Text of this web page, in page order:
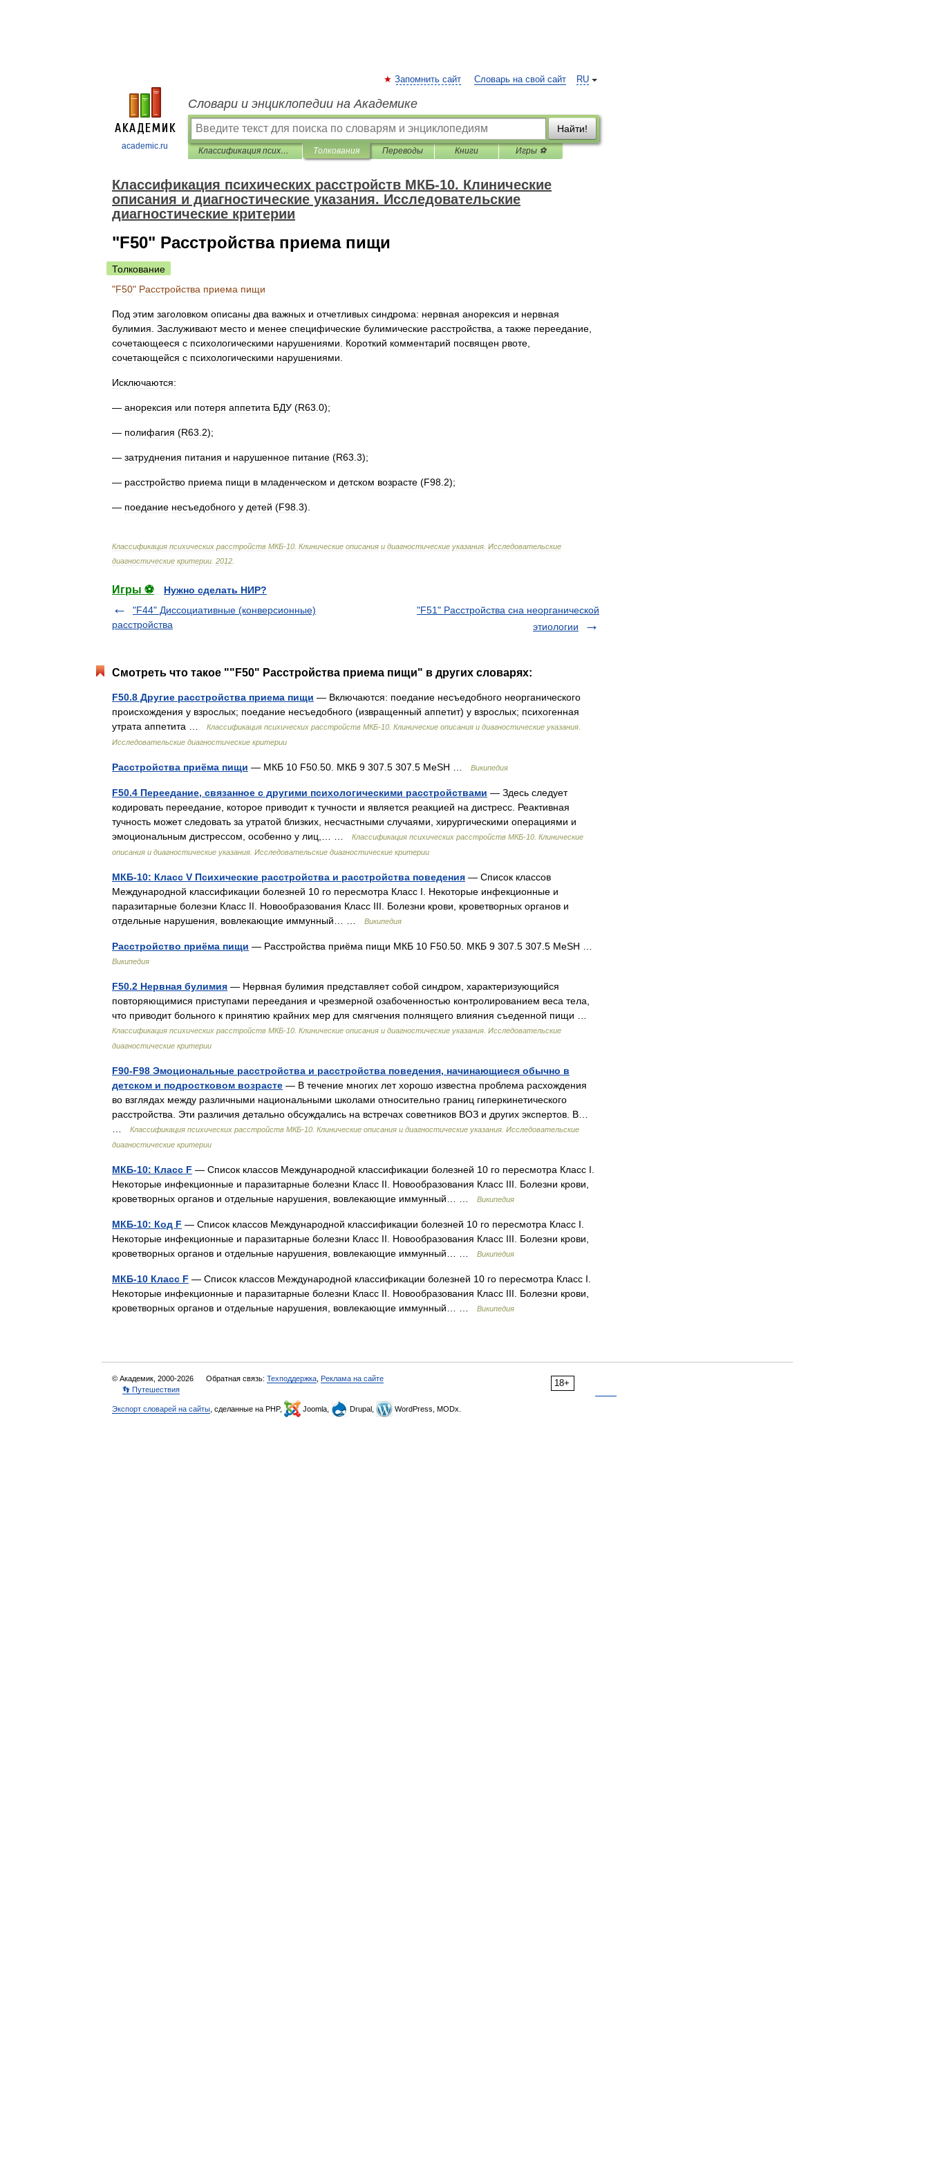
academic.ru
RU
Запомнить сайт Словарь на свой сайт
Словари и энциклопедии на Академике
Найти!
Классификация психических расстройств МКБ-10. Клинические описания и диагностические указания. Исследовательские диагностические критерии Толкования Переводы Книги Игры ⚽
Классификация психических расстройств МКБ-10. Клинические
описания и диагностические указания. Исследовательские
диагностические критерии
"F50" Расстройства приема пищи
Толкование
"F50" Расстройства приема пищи
Под этим заголовком описаны два важных и отчетливых синдрома: нервная анорексия и нервная
булимия Заслуживают место и менее специфические булимические расстройства а также переедание
сочетающееся с психологическими нарушениями Короткий комментарий посвящен рвоте
сочетающейся с психологическими нарушениями
Исключаются:
— анорексия или потеря аппетита БДУ (R63 0);
— полифагия (R63 2);
— затруднения питания и нарушенное питание (R63 3);
— расстройство приема пищи в младенческом и детском возрасте (F98 2);
— поедание несъедобного у детей (F98 3).
Классификация психических расстройств МКБ-10 Клинические описания и диагностические указания Исследовательские
диагностические критерии 2012
Игры ⚽
Нужно сделать НИР?
"F44" Диссоциативные (конверсионные)
расстройства
"F51" Расстройства сна неорганической
этиологии
Смотреть что такое ""F50" Расстройства приема пищи" в других словарях:
F50.8 Другие расстройства приема пищи — Включаются: поедание несъедобного неорганического
происхождения у взрослых; поедание несъедобного (извращенный аппетит) у взрослых; психогенная
утрата аппетита …
Классификация психических расстройств МКБ-10. Клинические описания и диагностические указания.
Исследовательские диагностические критерии
Расстройства приёма пищи — МКБ 10 F50.50. МКБ 9 307.5 307.5 MeSH … Википедия
F50.4 Переедание, связанное с другими психологическими расстройствами — Здесь следует
кодировать переедание, которое приводит к тучности и является реакцией на дистресс. Реактивная
тучность может следовать за утратой близких, несчастными случаями, хирургическими операциями и
эмоциональным дистрессом, особенно у лиц,… …
Классификация психических расстройств МКБ-10. Клинические
описания и диагностические указания. Исследовательские диагностические критерии
МКБ-10: Класс V Психические расстройства и расстройства поведения — Список классов
Международной классификации болезней 10 го пересмотра Класс I. Некоторые инфекционные и
паразитарные болезни Класс II. Новообразования Класс III. Болезни крови, кроветворных органов и
отдельные нарушения, вовлекающие иммунный… …
Википедия
Расстройство приёма пищи — Расстройства приёма пищи МКБ 10 F50.50. МКБ 9 307.5 307.5 MeSH …
Википедия
F50.2 Нервная булимия — Нервная булимия представляет собой синдром, характеризующийся
повторяющимися приступами переедания и чрезмерной озабоченностью контролированием веса тела,
что приводит больного к принятию крайних мер для смягчения полнящего влияния съеденной пищи …
Классификация психических расстройств МКБ-10. Клинические описания и диагностические указания. Исследовательские
диагностические критерии
F90-F98 Эмоциональные расстройства и расстройства поведения, начинающиеся обычно в
детском и подростковом возрасте — В течение многих лет хорошо известна проблема расхождения
во взглядах между различными национальными школами относительно границ гиперкинетического
расстройства. Эти различия детально обсуждались на встречах советников ВОЗ и других экспертов. В…
Классификация психических расстройств МКБ-10. Клинические описания и диагностические указания. Исследовательские
диагностические критерии
МКБ-10: Класс F — Список классов Международной классификации болезней 10 го пересмотра Класс I.
Некоторые инфекционные и паразитарные болезни Класс II. Новообразования Класс III. Болезни крови,
кроветворных органов и отдельные нарушения, вовлекающие иммунный… …
Википедия
МКБ-10: Код F — Список классов Международной классификации болезней 10 го пересмотра Класс I.
Некоторые инфекционные и паразитарные болезни Класс II. Новообразования Класс III. Болезни крови,
кроветворных органов и отдельные нарушения, вовлекающие иммунный… …
Википедия
МКБ-10 Класс F — Список классов Международной классификации болезней 10 го пересмотра Класс I.
Некоторые инфекционные и паразитарные болезни Класс II. Новообразования Класс III. Болезни крови,
кроветворных органов и отдельные нарушения, вовлекающие иммунный… …
Википедия
18+
© Академик, 2000-2026 Обратная связь: Техподдержка Реклама на сайте
👣 Путешествия
Экспорт словарей на сайты , сделанные на PHP, Joomla, Drupal, WordPress, MODx.